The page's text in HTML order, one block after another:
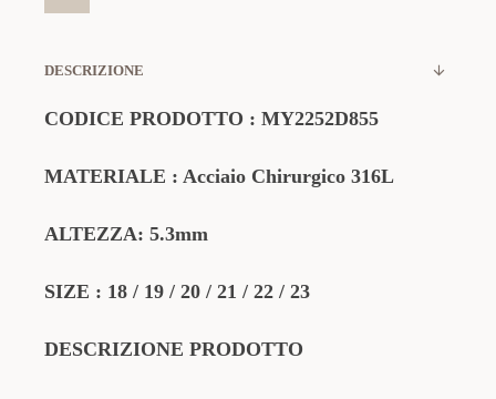
DESCRIZIONE
CODICE PRODOTTO : MY2252D855
MATERIALE : Acciaio Chirurgico 316L
ALTEZZA: 5.3mm
SIZE : 18 / 19 / 20 / 21 / 22 / 23
DESCRIZIONE PRODOTTO